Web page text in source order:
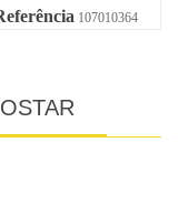
107010364